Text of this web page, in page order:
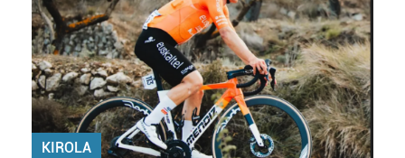
KIROLA